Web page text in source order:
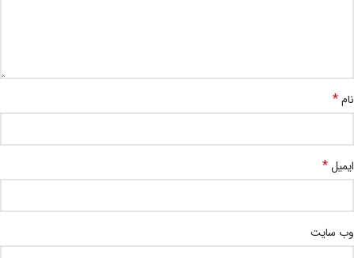
نام*
ایمیل*
وب‌ سایت